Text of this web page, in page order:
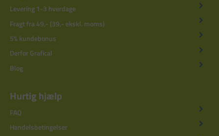
Levering 1-3 hverdage
Fragt fra 49,- (39,- ekskl. moms)
5% kundebonus
Derfor Grafical
Blog
Hurtig hjælp
FAQ
Handelsbetingelser